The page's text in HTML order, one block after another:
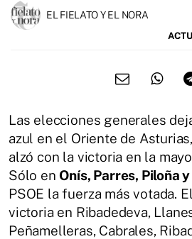
EL FIELATO Y EL NORA
Las elecciones generales
azul en el Oriente de
alzó con la victoria en la
Sólo en Onís, Parres, Piloña
PSOE la fuerza más votada.
victoria en Ribadedeva,
Peñamelleras, Cabrales,